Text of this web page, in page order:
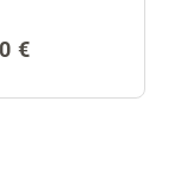
Preis:
€